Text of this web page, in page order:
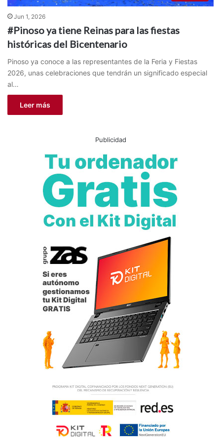
Jun 1, 2026
#Pinoso ya tiene Reinas para las fiestas
históricas del Bicentenario
Pinoso ya conoce a las representantes de la Feria y Fiestas
2026, unas celebraciones que tendrán un significado especial
al…
Leer más
Publicidad